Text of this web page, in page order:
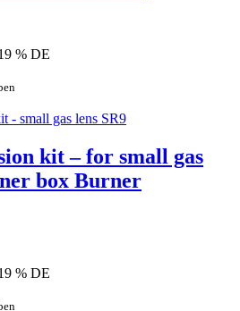
% DE
kit – for small gas
box Burner
% DE